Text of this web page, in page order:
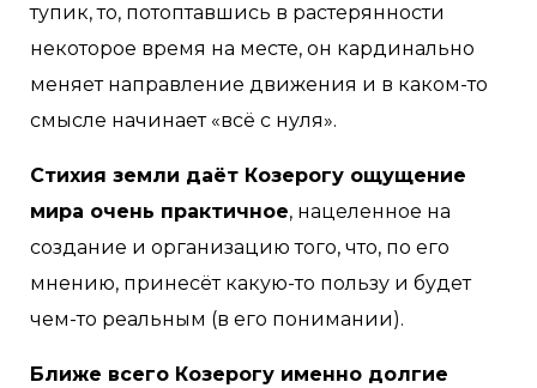
тупик, то, потоптавшись в растерянности
некоторое время на месте, он кардинально
меняет направление движения и в каком-то
смысле начинает «всё с нуля».
Стихия земли даёт Козерогу ощущение
мира очень практичное, нацеленное на
создание и организацию того, что, по его
мнению, принесёт какую-то пользу и будет
чем-то реальным (в его понимании).
Ближе всего Козерогу именно долгие